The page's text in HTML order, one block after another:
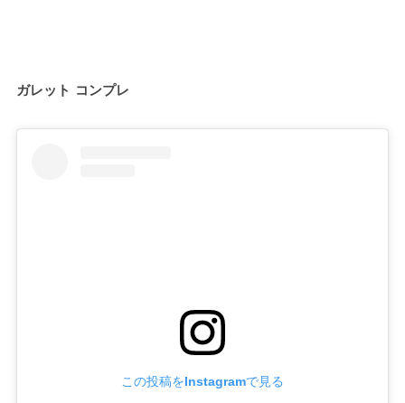
ガレット コンプレ
この投稿をInstagramで見る